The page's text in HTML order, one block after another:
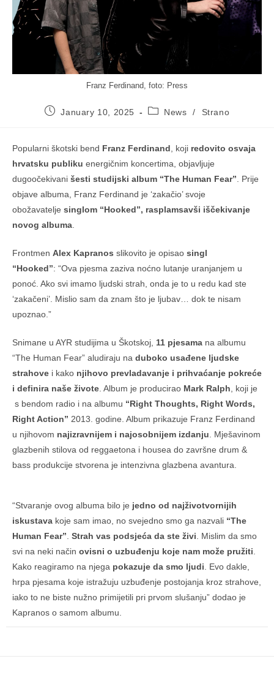
Franz Ferdinand, foto: Press
PostJanuary 10, 2025
PostNews / Strano
Popularni škotski bend Franz Ferdinand koji redovito osvaja
hrvatsku publiku energičnim koncertima, objavljuje
dugoočekivani šesti studijski album “The Human Fear” . Prije
objave albuma, Franz Ferdinand je ‘zakačio’ svoje
obožavatelje singlom “Hooked”, rasplamsavši iščekivanje
novog albuma
Frontmen Alex Kapranos slikovito je opisao singl
“Hooked”: “Ova pjesma zaziva noćno lutanje uranjanjem u
ponoć. Ako svi imamo ljudski strah, onda je to u redu kad ste
‘zakačeni’. Mislio sam da znam što je ljubav… dok te nisam
upoznao.”
Snimane u AYR studijima u Škotskoj, 11 pjesama na albumu
“The Human Fear” aludiraju na duboko usađene ljudske
strahove i kako njihovo prevladavanje i prihvaćanje pokreće
i definira naše živote . Album je producirao Mark Ralph , koji je
s bendom radio i na albumu “Right Thoughts, Right Words,
Right Action” 2013. godine. Album prikazuje Franz Ferdinand
u njihovom najizravnijem i najosobnijem izdanju . Mješavinom
glazbenih stilova od reggaetona i housea do završne drum &
bass produkcije stvorena je intenzivna glazbena avantura.
“Stvaranje ovog albuma bilo je jedno od najživotvornijih
iskustava koje sam imao, no svejedno smo ga nazvali “The
Human Fear” Strah vas podsjeća da ste živi . Mislim da smo
svi na neki način ovisni o uzbuđenju koje nam može pružiti
Kako reagiramo na njega pokazuje da smo ljudi . Evo dakle,
hrpa pjesama koje istražuju uzbuđenje postojanja kroz strahove,
iako to ne biste nužno primijetili pri prvom slušanju” dodao je
Kapranos o samom albumu.